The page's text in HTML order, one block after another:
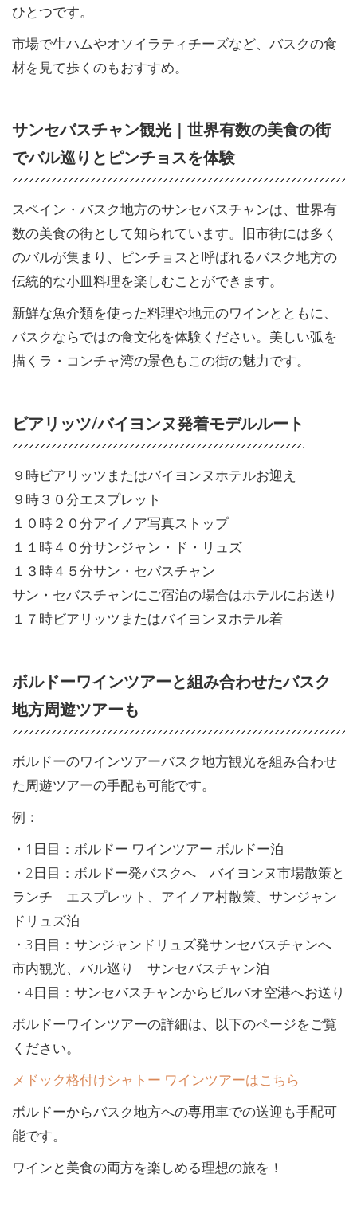
ひとつです。
市場で生ハムやオソイラティチーズなど、バスクの食
材を見て歩くのもおすすめ。
サンセバスチャン観光｜世界有数の美食の街
でバル巡りとピンチョスを体験
スペイン・バスク地方のサンセバスチャンは、世界有
数の美食の街として知られています。旧市街には多く
のバルが集まり、ピンチョスと呼ばれるバスク地方の
伝統的な小皿料理を楽しむことができます。
新鮮な魚介類を使った料理や地元のワインとともに、
バスクならではの食文化を体験ください。美しい弧を
描くラ・コンチャ湾の景色もこの街の魅力です。
ビアリッツ/バイヨンヌ発着モデルルート
９時ビアリッツまたはバイヨンヌホテルお迎え
９時３０分エスプレット
１０時２０分アイノア写真ストップ
１１時４０分サンジャン・ド・リュズ
１３時４５分サン・セバスチャン
サン・セバスチャンにご宿泊の場合はホテルにお送り
１７時ビアリッツまたはバイヨンヌホテル着
ボルドーワインツアーと組み合わせたバスク
地方周遊ツアーも
ボルドーのワインツアーバスク地方観光を組み合わせ
た周遊ツアーの手配も可能です。
例：
・1日目：ボルドー ワインツアー ボルドー泊
・2日目：ボルドー発バスクへ バイヨンヌ市場散策と
ランチ エスプレット、アイノア村散策、サンジャン
ドリュズ泊
・3日目：サンジャンドリュズ発サンセバスチャンへ
市内観光、バル巡り サンセバスチャン泊
・4日目：サンセバスチャンからビルバオ空港へお送り
ボルドーワインツアーの詳細は、以下のページをご覧
ください。
メドック格付けシャトー ワインツアーはこちら
ボルドーからバスク地方への専用車での送迎も手配可
能です。
ワインと美食の両方を楽しめる理想の旅を！